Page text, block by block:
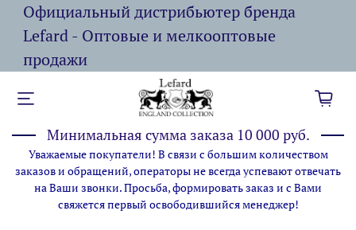
Официальный дистрибьютер бренда
Lefard - Оптовые и мелкооптовые
продажи
Минимальная сумма заказа 10 000 руб.
Уважаемые покупатели! В связи с большим количеством
заказов и обращений, операторы не всегда успевают отвечать
на Ваши звонки. Просьба, формировать заказ и с Вами
свяжется первый освободившийся менеджер!